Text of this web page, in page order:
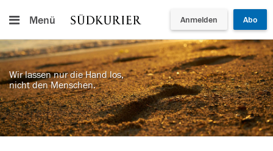
Menü Anmelden Abo
Wir lassen nur die Hand los,
nicht den Menschen.